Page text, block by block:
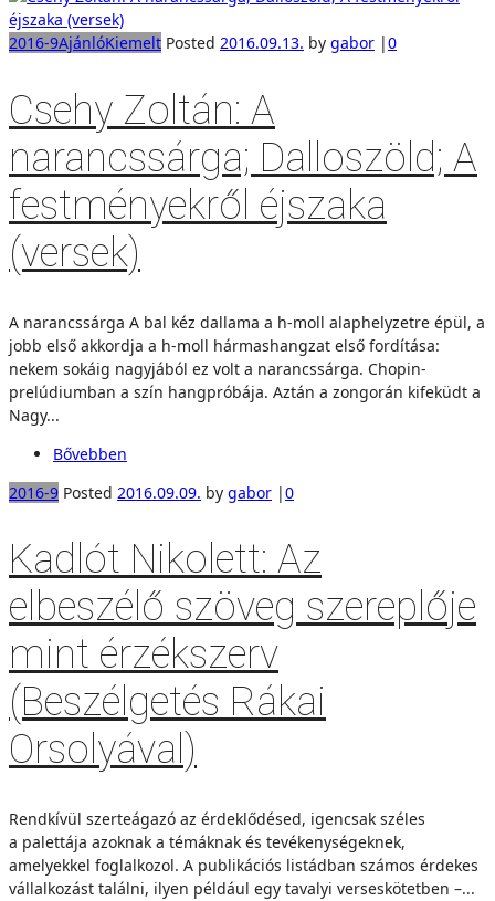
2016-9AjánlóKiemelt Posted 2016.09.13. by gabor |0
Csehy Zoltán: A
narancssárga; Dalloszöld; A
festményekről éjszaka
(versek)
A narancssárga A bal kéz dallama a h-moll alaphelyzetre épül, a
jobb első akkordja a h-moll hármashangzat első fordítása:
nekem sokáig nagyjából ez volt a narancssárga. Chopin-
prelúdiumban a szín hangpróbája. Aztán a zongorán kifeküdt a
Nagy...
Bővebben
2016-9 Posted 2016.09.09. by gabor |0
Kadlót Nikolett: Az
elbeszélő szöveg szereplője
mint érzékszerv
(Beszélgetés Rákai
Orsolyával)
Rendkívül szerteágazó az érdeklődésed, igencsak széles
a palettája azoknak a témáknak és tevékenységeknek,
amelyekkel foglalkozol. A publikációs listádban számos érdekes
vállalkozást találni, ilyen például egy tavalyi verseskötetben –...